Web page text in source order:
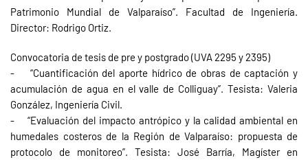
Patrimonio Mundial de Valparaíso”. Facultad de Ingeniería.
Director: Rodrigo Ortiz.
Convocatoria de tesis de pre y postgrado (UVA 2295 y 2395)
- “Cuantificación del aporte hídrico de obras de captación y
acumulación de agua en el valle de Colliguay”. Tesista: Valeria
González, Ingeniería Civil.
- “Evaluación del impacto antrópico y la calidad ambiental en
humedales costeros de la Región de Valparaíso: propuesta de
protocolo de monitoreo”. Tesista: José Barría, Magíster en